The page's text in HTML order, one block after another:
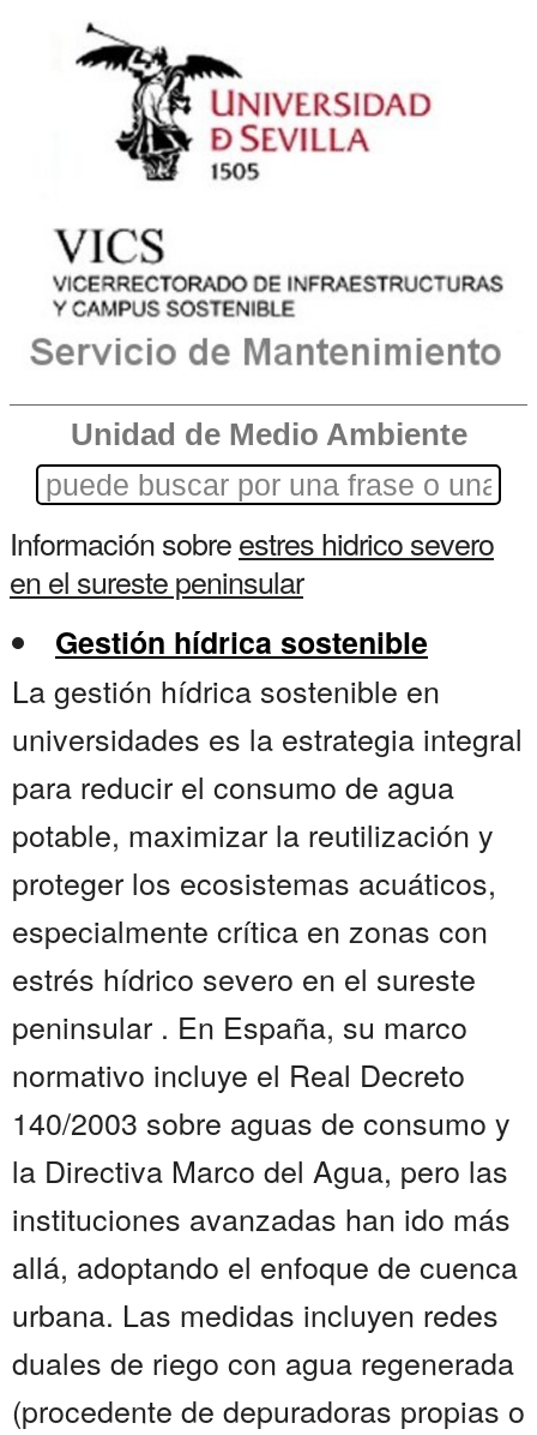
Unidad de Medio Ambiente
Información sobreestres hidrico severo
en el sureste peninsular
Gestión hídrica sostenible
La gestión hídrica sostenible en
universidades es la estrategia integral
para reducir el consumo de agua
potable, maximizar la reutilización y
proteger los ecosistemas acuáticos,
especialmente crítica en zonas con
estrés hídrico severo en el sureste
peninsular . En España, su marco
normativo incluye el Real Decreto
140/2003 sobre aguas de consumo y
la Directiva Marco del Agua, pero las
instituciones avanzadas han ido más
allá, adoptando el enfoque de cuenca
urbana. Las medidas incluyen redes
duales de riego con agua regenerada
(procedente de depuradoras propias o